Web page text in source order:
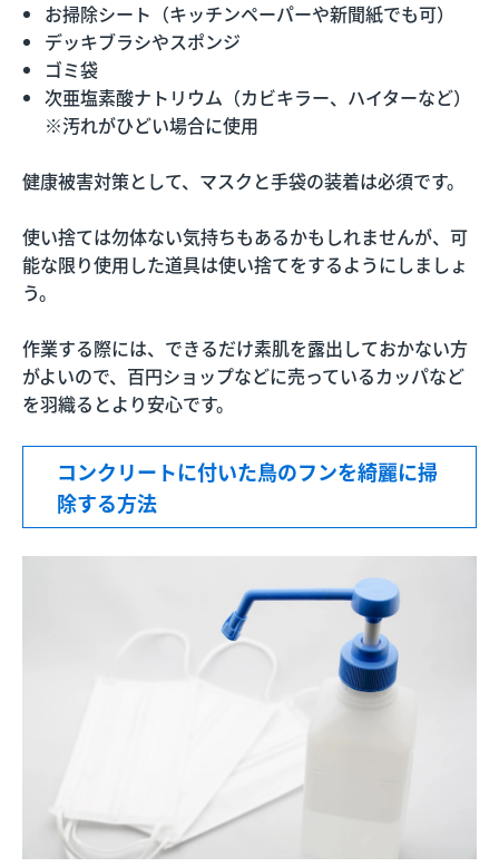
お掃除シート（キッチンペーパーや新聞紙でも可）
デッキブラシやスポンジ
ゴミ袋
次亜塩素酸ナトリウム（カビキラー、ハイターなど）
※汚れがひどい場合に使用
健康被害対策として、マスクと手袋の装着は必須です。
使い捨ては勿体ない気持ちもあるかもしれませんが、可
能な限り使用した道具は使い捨てをするようにしましょ
う。
作業する際には、できるだけ素肌を露出しておかない方
がよいので、百円ショップなどに売っているカッパなど
を羽織るとより安心です。
コンクリートに付いた鳥のフンを綺麗に掃
除する方法